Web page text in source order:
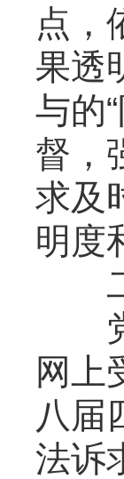
点，
果透
与的
督，
求及
明度
二
党
网上
八届
法诉